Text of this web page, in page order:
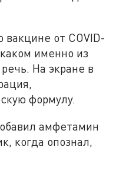
вакцине от COVID-
именно из
На экране в
формулу.
амфетамин
когда опознал,